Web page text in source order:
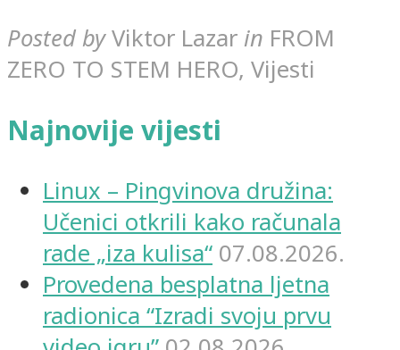
Posted by Viktor Lazar in FROM
ZERO TO STEM HERO, Vijesti
Najnovije vijesti
Linux – Pingvinova družina:
Učenici otkrili kako računala
rade „iza kulisa“ 07.08.2026.
Provedena besplatna ljetna
radionica “Izradi svoju prvu